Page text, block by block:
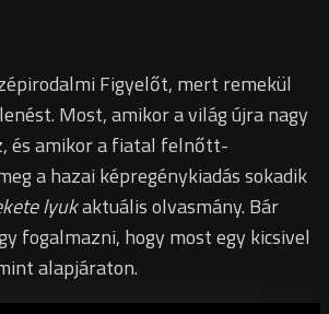
Figyelőt, mert remekül
Most, amikor a világ újra nagy
és amikor a fiatal felnőtt-
a hazai képregénykiadás sokadik
lyukaktuális olvasmány. Bár
fogalmazni, hogy most egy kicsivel
alapjáraton.